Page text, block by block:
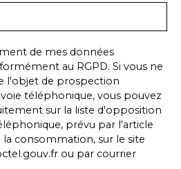
de mes données
au RGPD. Si vous ne
l'objet de prospection
téléphonique, vous pouvez
sur la liste d'opposition
prévu par l'article
la consommation, sur le site
ou par courrier